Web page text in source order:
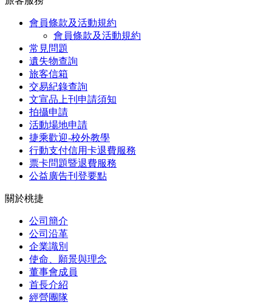
會員條款及活動規約
會員條款及活動規約
常見問題
遺失物查詢
旅客信箱
交易紀錄查詢
文宣品上刊申請須知
拍攝申請
活動場地申請
捷乘歡迎-校外教學
行動支付信用卡退費服務
票卡問題暨退費服務
公益廣告刊登要點
關於桃捷
公司簡介
公司沿革
企業識別
使命、願景與理念
董事會成員
首長介紹
經營團隊